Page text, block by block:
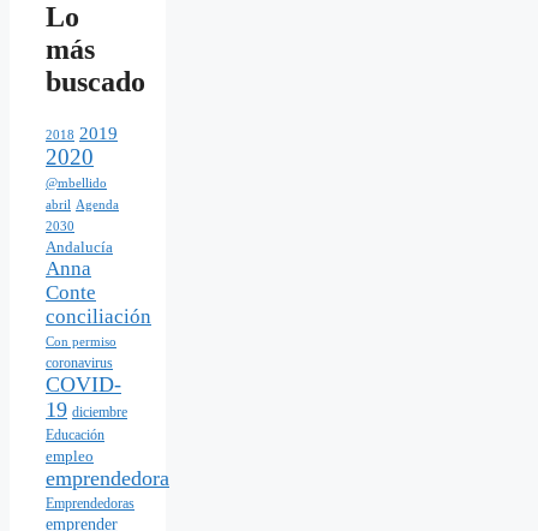
Lo
más
buscado
2018 2019
2020
@mbellido
abril Agenda
2030
Andalucía
Anna
Conte
conciliación
Con permiso
coronavirus
COVID-
19 diciembre
Educación
empleo
emprendedora
Emprendedoras
emprender